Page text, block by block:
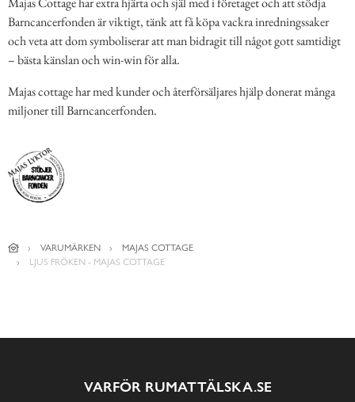
Barncancerfonden är viktigt, tänk att få köpa vackra inredningssaker
och veta att dom symboliserar att man bidragit till något gott samtidigt
– bästa känslan och win-win för alla.
Majas cottage har med kunder och återförsäljares hjälp donerat många
miljoner till Barncancerfonden.
VARUMÄRKEN
MAJAS COTTAGE
LJUS FRÖKEN - MAJAS COTTAGE
VARFÖR RUMATTÄLSKA.SE